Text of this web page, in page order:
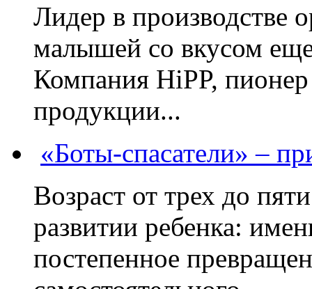
Лидер в производстве
малышей со вкусом
Компания HiPP, пионер
продукции...
«Боты-спасатели» –
Возраст от трех до
развитии ребенка:
постепенное